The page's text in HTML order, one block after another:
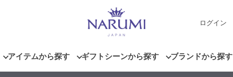
ログイン
アイテムから探す ギフトシーンから探す ブランドから探す